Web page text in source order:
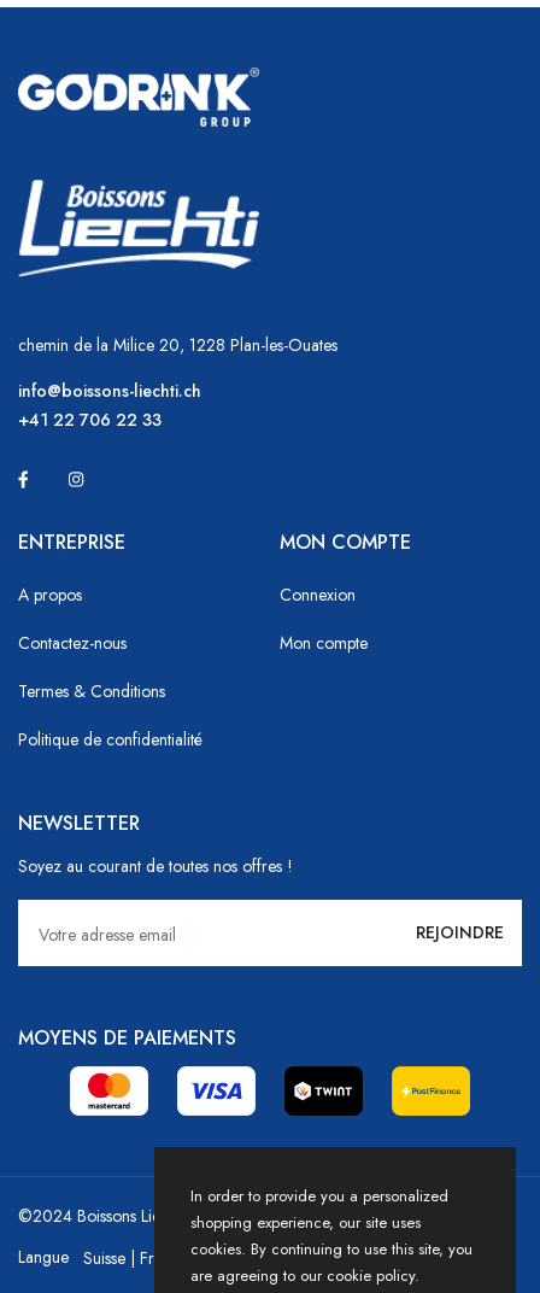
chemin de la Milice 20, 1228 Plan-les-Ouates
info@boissons-liechti.ch
+41 22 706 22 33
ENTREPRISE
A propos
Contactez-nous
Termes & Conditions
Politique de confidentialité
MON COMPTE
Connexion
Mon compte
NEWSLETTER
Soyez au courant de toutes nos offres !
MOYENS DE PAIEMENTS
©2024 Boissons Liechti - GoDrink Group / Powered by HICASS
Langue
In order to provide you a personalized
shopping experience, our site uses
cookies. By continuing to use this site, you
are agreeing to our cookie policy.